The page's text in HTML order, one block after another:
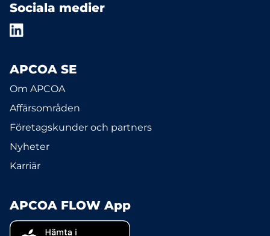
Sociala medier
APCOA SE
Om APCOA
Affärsområden
Företagskunder och partners
Nyheter
Karriär
APCOA FLOW App